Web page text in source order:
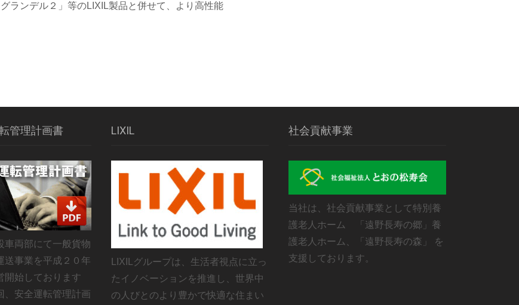
ランデル２」等のLIXIL製品と併せて、より高性能
管理計画書
車両部にて一般貨物
送事業を平成２０年
開始しております
、安全運転管理計画
LIXIL
LIXILグループは、生活者視点に立っ
たイノベーションを推進し、世界中
の人びとのより豊かで快適な住まい
社会貢献事業
当社は、社会貢献事業として特別養
護老人ホーム 「遠野長寿の郷」養
護老人ホーム、「遠野長寿の森」 を
支援しております。